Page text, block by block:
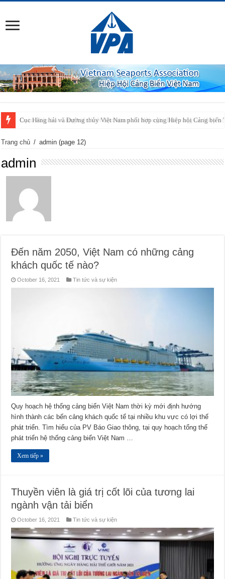
Cục Hàng hải và Đường thủy Việt Nam phối hợp cùng Hiệp hội Cảng biển
Trang chủ / admin (page 12)
admin
Đến năm 2050, Việt Nam có những cảng
khách quốc tế nào?
October 16, 2021 Tin tức và sự kiện
Quy hoạch hệ thống cảng biển Việt Nam thời kỳ mới định hướng
hình thành các bến cảng khách quốc tế tại nhiều khu vực có lợi thế
phát triển. Tìm hiểu của PV Báo Giao thông, tại quy hoạch tổng thể
phát triển hệ thống cảng biển Việt Nam …
Xem tiếp »
Thuyền viên là giá trị cốt lõi của tương lai
ngành vận tải biển
October 16, 2021 Tin tức và sự kiện